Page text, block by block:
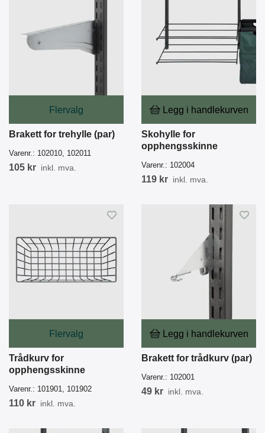
Flervalg
Brakett for trehylle (par)
Varenr.: 102010, 102011
105 kr inkl. mva.
Legg i handlekurven
Skohylle for
opphengsskinne
Varenr.: 102004
119 kr inkl. mva.
Flervalg
Trådkurv for
opphengsskinne
Varenr.: 101901, 101902
110 kr inkl. mva.
Legg i handlekurven
Brakett for trådkurv (par)
Varenr.: 102001
49 kr inkl. mva.